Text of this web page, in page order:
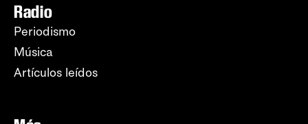
Radio
Periodismo
Música
Artículos leídos